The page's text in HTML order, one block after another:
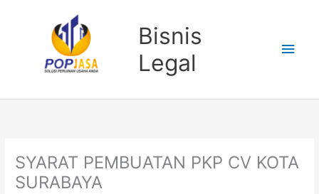
Bisnis
Legal
SYARAT PEMBUATAN PKP CV KOTA
SURABAYA